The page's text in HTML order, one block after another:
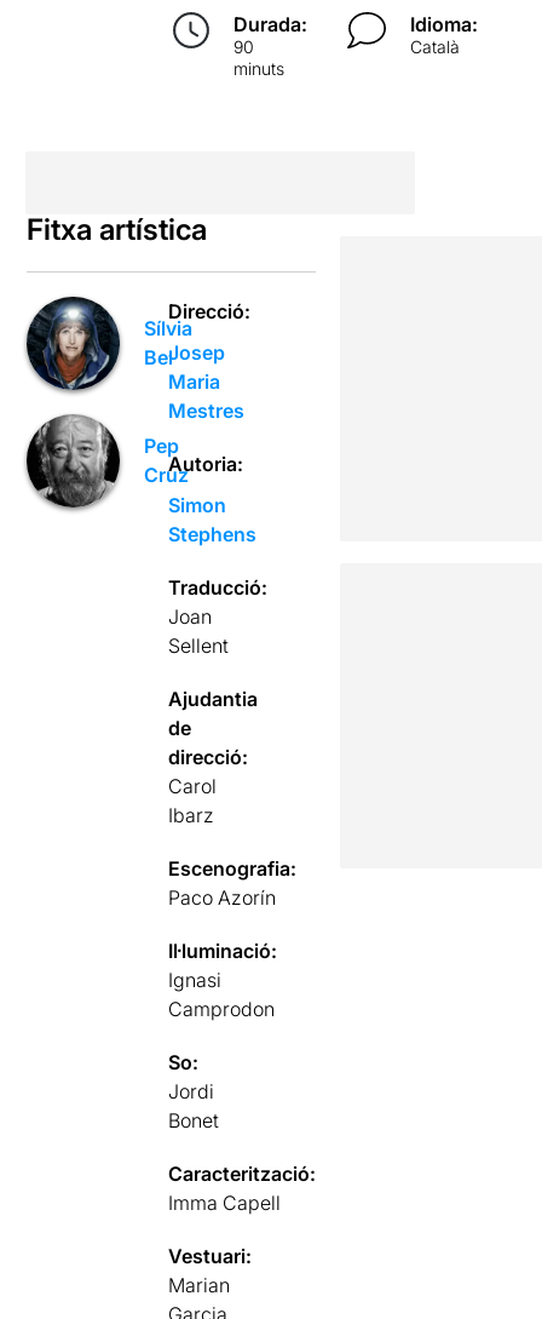
Durada:
90
minuts
Idioma:
Català
Fitxa artística
Sílvia
Bel
Pep
Cruz
Direcció:
Josep
Maria
Mestres
Autoria:
Simon
Stephens
Traducció:
Joan
Sellent
Ajudantia
de
direcció:
Carol
Ibarz
Escenografia:
Paco Azorín
Il·luminació:
Ignasi
Camprodon
So:
Jordi
Bonet
Caracterització:
Imma Capell
Vestuari:
Marian
Garcia